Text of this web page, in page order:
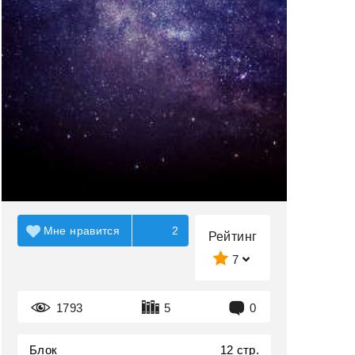
Рейтинг
7
1793 5 0
Мне нравится 2
Блок 12 стр.